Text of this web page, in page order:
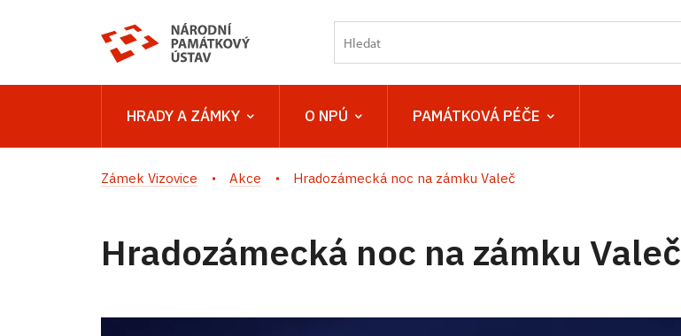
HRADY A ZÁMKY O NPÚ PAMÁTKOVÁ PÉČE
Zámek Vizovice Akce Hradozámecká noc na zámku Valeč
Hradozámecká noc na zámku Valeč